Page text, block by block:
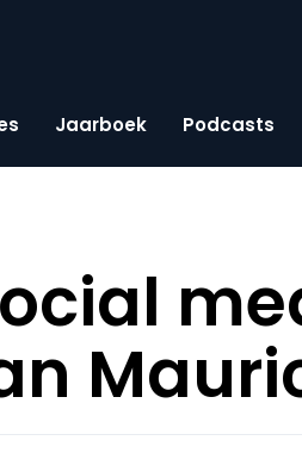
Jaarboek Podcasts